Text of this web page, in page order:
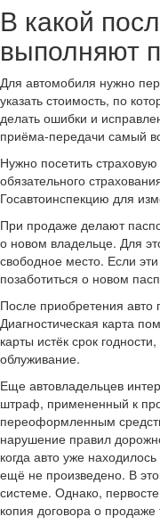
В какой
выполняют
Для автомобиля нужно
указать стоимость, по
делать ошибки и
приёма-передачи самый
Нужно посетить
обязательного
Госавтоинспекцию для
При продаже делают
о новом владельце. Для
свободное место. Если
позаботиться о новом
После приобретения авто
Диагностическая карта
карты истёк срок
облуживание.
Еще автовладельцев
штраф, примененный к
переоформленным
нарушение правил
когда авто уже
ещё не произведено. В
системе. Однако,
копия договора о продаже